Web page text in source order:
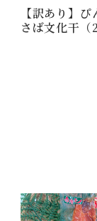
【訳あり】
さば文化干（